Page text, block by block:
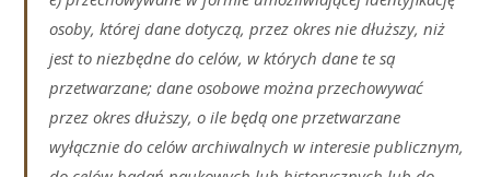
osoby, której dane dotyczą, przez okres nie dłuższy, niż
jest to niezbędne do celów, w których dane te są
przetwarzane; dane osobowe można przechowywać
przez okres dłuższy, o ile będą one przetwarzane
wyłącznie do celów archiwalnych w interesie publicznym,